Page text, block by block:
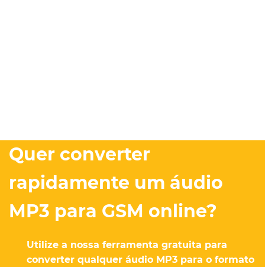
Quer converter
rapidamente um áudio
MP3 para GSM online?
Utilize a nossa ferramenta gratuita para
converter qualquer áudio MP3 para o formato